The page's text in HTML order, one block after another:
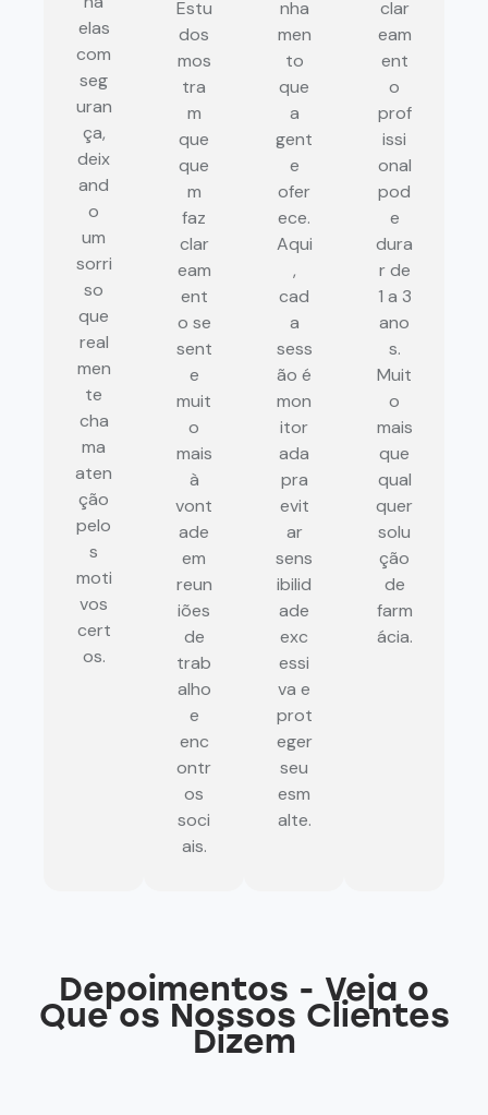
elas
com
seg
uran
ça,
deix
and
o
um
sorri
so
que
real
men
te
cha
ma
aten
ção
pelo
s
moti
vos
cert
os.
Estu
dos
mos
tra
m
que
que
m
faz
clar
eam
ent
o se
sent
e
muit
o
mais
à
vont
ade
em
reun
iões
de
trab
alho
e
enc
ontr
os
soci
ais.
nha
men
to
que
a
gent
e
ofer
ece.
Aqui
,
cad
a
sess
ão é
mon
itor
ada
pra
evit
ar
sens
ibilid
ade
exc
essi
va e
prot
eger
seu
esm
alte.
clar
eam
ent
o
prof
issi
onal
pod
e
dura
r de
1 a 3
ano
s.
Muit
o
mais
que
qual
quer
solu
ção
de
farm
ácia.
Depoimentos - Veja o
Que os Nossos Clientes
Dizem